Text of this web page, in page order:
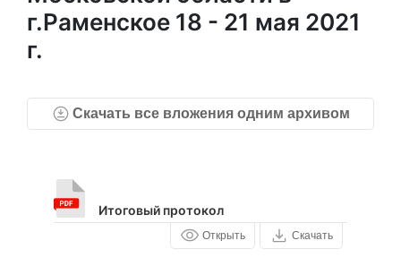
г.Раменское 18 - 21 мая 2021
г.
Скачать все вложения одним архивом
Итоговый протокол
Открыть Скачать